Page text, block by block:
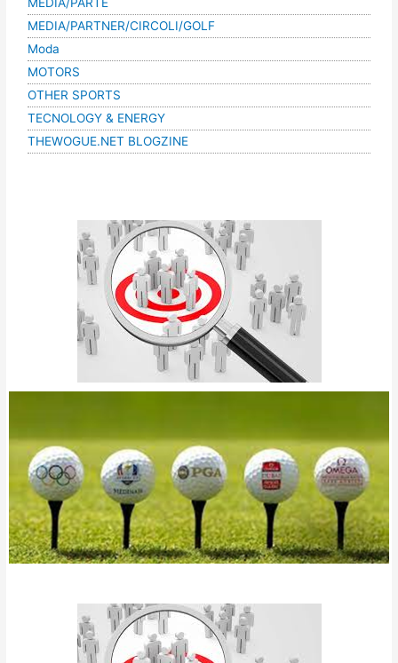
MEDIA/PARTNER/CIRCOLI/GOLF
Moda
MOTORS
OTHER SPORTS
TECNOLOGY & ENERGY
THEWOGUE.NET BLOGZINE